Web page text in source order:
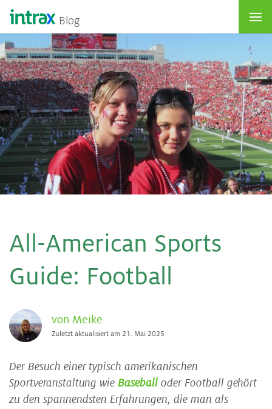
Blog
All-Ame­ri­can Sports
Gui­de: Foot­ball
von Meike
Zuletzt aktualisiert am 21. Mai 2025
Der Besuch einer typisch amerikanischen
Sportveranstaltung wieBaseball oder Football gehört
zu den spannendsten Erfahrungen, die man als